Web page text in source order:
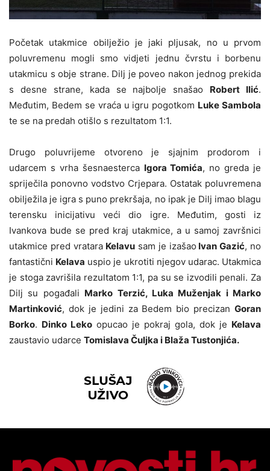
Početak utakmice obilježio je jaki pljusak, no u prvom
poluvremenu mogli smo vidjeti jednu čvrstu i borbenu
utakmicu s obje strane. Dilj je poveo nakon jednog prekida
s desne strane, kada se najbolje snašao Robert Ilić.
Međutim, Bedem se vraća u igru pogotkom Luke Sambola
te se na predah otišlo s rezultatom 1:1.
Drugo poluvrijeme otvoreno je sjajnim prodorom i
udarcem s vrha šesnaesterca Igora Tomića, no greda je
spriječila ponovno vodstvo Crjepara. Ostatak poluvremena
obilježila je igra s puno prekršaja, no ipak je Dilj imao blagu
terensku inicijativu veći dio igre. Međutim, gosti iz
Ivankova bude se pred kraj utakmice, a u samoj završnici
utakmice pred vratara Kelavu sam je izašao Ivan Gazić, no
fantastični Kelava uspio je ukrotiti njegov udarac. Utakmica
je stoga zavrišila rezultatom 1:1, pa su se izvodili penali. Za
Dilj su pogađali Marko Terzić, Luka Muženjak i Marko
Martinković, dok je jedini za Bedem bio precizan Goran
Borko. Dinko Leko opucao je pokraj gola, dok je Kelava
zaustavio udarce Tomislava Čuljka i Blaža Tustonjića.